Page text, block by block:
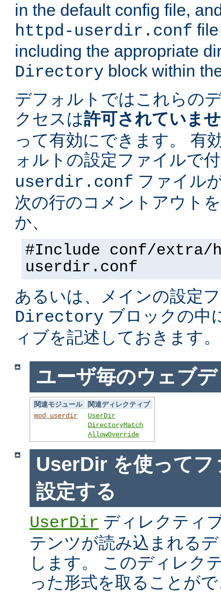
in the default config file,
httpd-userdir.conf
including the appropriate
Directory block within
デフォルトではこれらの
クセスは許可されていま
って有効にできます。 有
ォルトの設定ファイルで
userdir.conf ファイル
次の行のコメントアウト
か、
#Include conf/extra/
userdir.conf
あるいは、メインの設定
Directory ブロックの中
ィブを記述しておきます。
ユーザ毎のウェブ
関連モジュール
関連ディレクティブ
mod_userdir
UserDir
DirectoryMatch
AllowOverride
UserDir を使ってフ
設定する
UserDir ディレクティ
テンツが読み込まれる
します。 このディレク
った形式を取ることが